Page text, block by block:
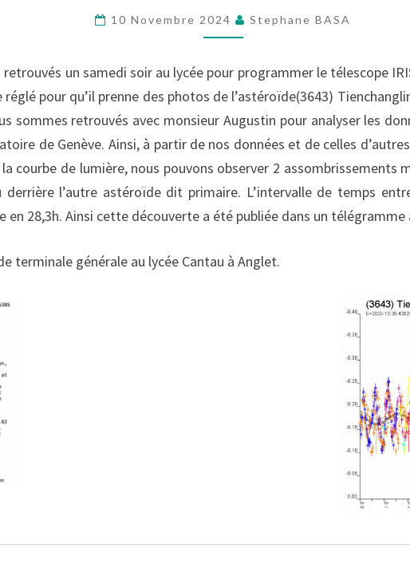
10 Novembre 2024 Stephane BASA
retrouvés un samedi soir au lycée pour programmer le télescope
réglé pour qu’il prenne des photos de l’astéroïde(3643)
sommes retrouvés avec monsieur Augustin pour analyser les
de Genève. Ainsi, à partir de nos données et de celles
courbe de lumière, nous pouvons observer 2 assombrissements
l’autre astéroïde dit primaire. L’intervalle de temps
28,3h. Ainsi cette découverte a été publiée dans un
terminale générale au lycée Cantau à Anglet.